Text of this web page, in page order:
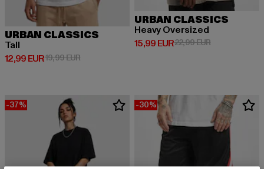
URBAN CLASSICS
Tall
12,99 EUR
Derzeitiger Preis: 12,99 EUR
19,99 EURAktionspreis: 19,99 EUR
URBAN CLASSICS
Heavy Oversized
15,99 EUR
Derzeitiger Preis: 15,99 EUR
22,99 EURAktionspreis:
-37% -30%